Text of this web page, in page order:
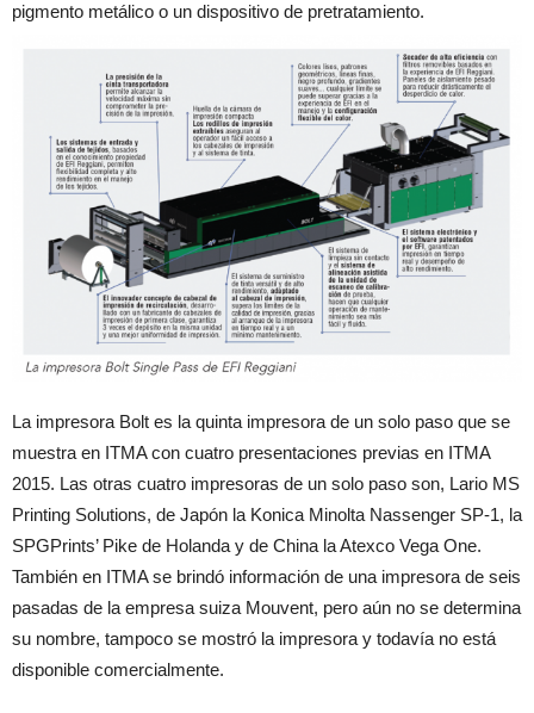
pigmento metálico o un dispositivo de pretratamiento.
La impresora Bolt es la quinta impresora de un solo paso que se
muestra en ITMA con cuatro presentaciones previas en ITMA
2015. Las otras cuatro impresoras de un solo paso son, Lario MS
Printing Solutions, de Japón la Konica Minolta Nassenger SP-1, la
SPGPrints’ Pike de Holanda y de China la Atexco Vega One.
También en ITMA se brindó información de una impresora de seis
pasadas de la empresa suiza Mouvent, pero aún no se determina
su nombre, tampoco se mostró la impresora y todavía no está
disponible comercialmente.